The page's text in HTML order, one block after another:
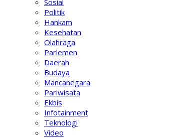
Sosial
Politik
Hankam
Kesehatan
Olahraga
Parlemen
Daerah
Budaya
Mancanegara
Pariwisata
Ekbis
Infotainment
Teknologi
Video